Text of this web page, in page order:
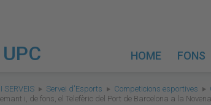
HOME FONS
SERVEIS Servei d'Esports Competicions esportives
i, de fons, el Telefèric del Port de Barcelona a la